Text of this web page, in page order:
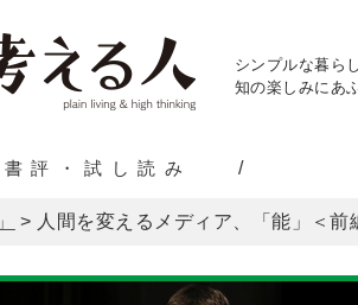
シンプルな暮ら
知の楽しみにあ
書評・試し読み
> 人間を変えるメディア、「能」＜前